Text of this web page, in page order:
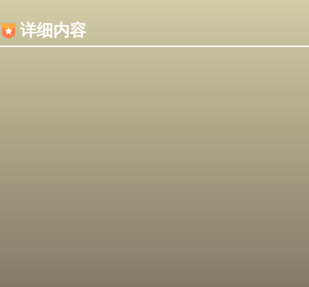
详细内容